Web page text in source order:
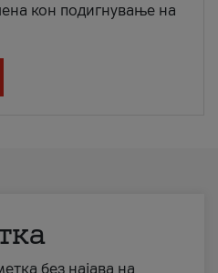
кон подигнување на
без најава на